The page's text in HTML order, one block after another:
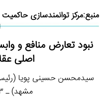
منبع:مرکز توانمندسازی
نبود تعارض منافع و
اصلی
سیدمحسن حسینی پویا
مشهد) ـ ۳ مرداد ۱۴۰۰